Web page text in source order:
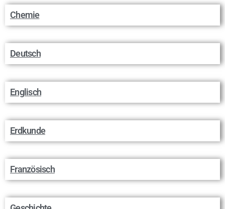
Chemie
Deutsch
Englisch
Erdkunde
Französisch